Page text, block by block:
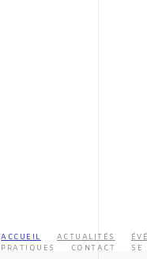
ACCUEIL ACTUALITÉS
PRATIQUES
CONTACT
SE